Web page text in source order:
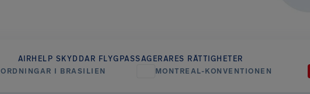
AIRHELP SKYDDAR FLYGPASSAGERARES RÄTTIGHETER
I BRASILIEN MONTREAL-KONVENTIONEN